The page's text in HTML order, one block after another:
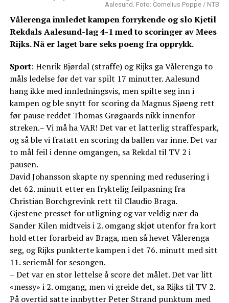
Aalesund. Foto: Cornelius Poppe / NTB
Vålerenga innledet kampen forrykende og slo Kjetil
Rekdals Aalesund-lag 4-1 med to scoringer av Mees
Rijks. Nå er laget bare seks poeng fra opprykk.
Sport: Henrik Bjørdal (straffe) og Rijks ga Vålerenga to
måls ledelse før det var spilt 17 minutter. Aalesund
hang ikke med innledningsvis, men spilte seg inn i
kampen og ble snytt for scoring da Magnus Sjøeng rett
før pause reddet Thomas Grøgaards nikk innenfor
streken.– Vi må ha VAR! Det var et latterlig straffespark,
og så ble vi fratatt en scoring da ballen var inne. Det var
to mål feil i denne omgangen, sa Rekdal til TV 2 i
pausen.
David Johansson skapte ny spenning med redusering i
det 62. minutt etter en fryktelig feilpasning fra
Christian Borchgrevink rett til Claudio Braga.
Gjestene presset for utligning og var veldig nær da
Sander Kilen midtveis i 2. omgang skjøt utenfor fra kort
hold etter forarbeid av Braga, men så hevet Vålerenga
seg, og Rijks punkterte kampen i det 76. minutt med sitt
11. seriemål for sesongen.
– Det var en stor lettelse å score det målet. Det var litt
«messy» i 2. omgang, men vi greide det, sa Rijks til TV 2.
På overtid satte innbytter Peter Strand punktum med